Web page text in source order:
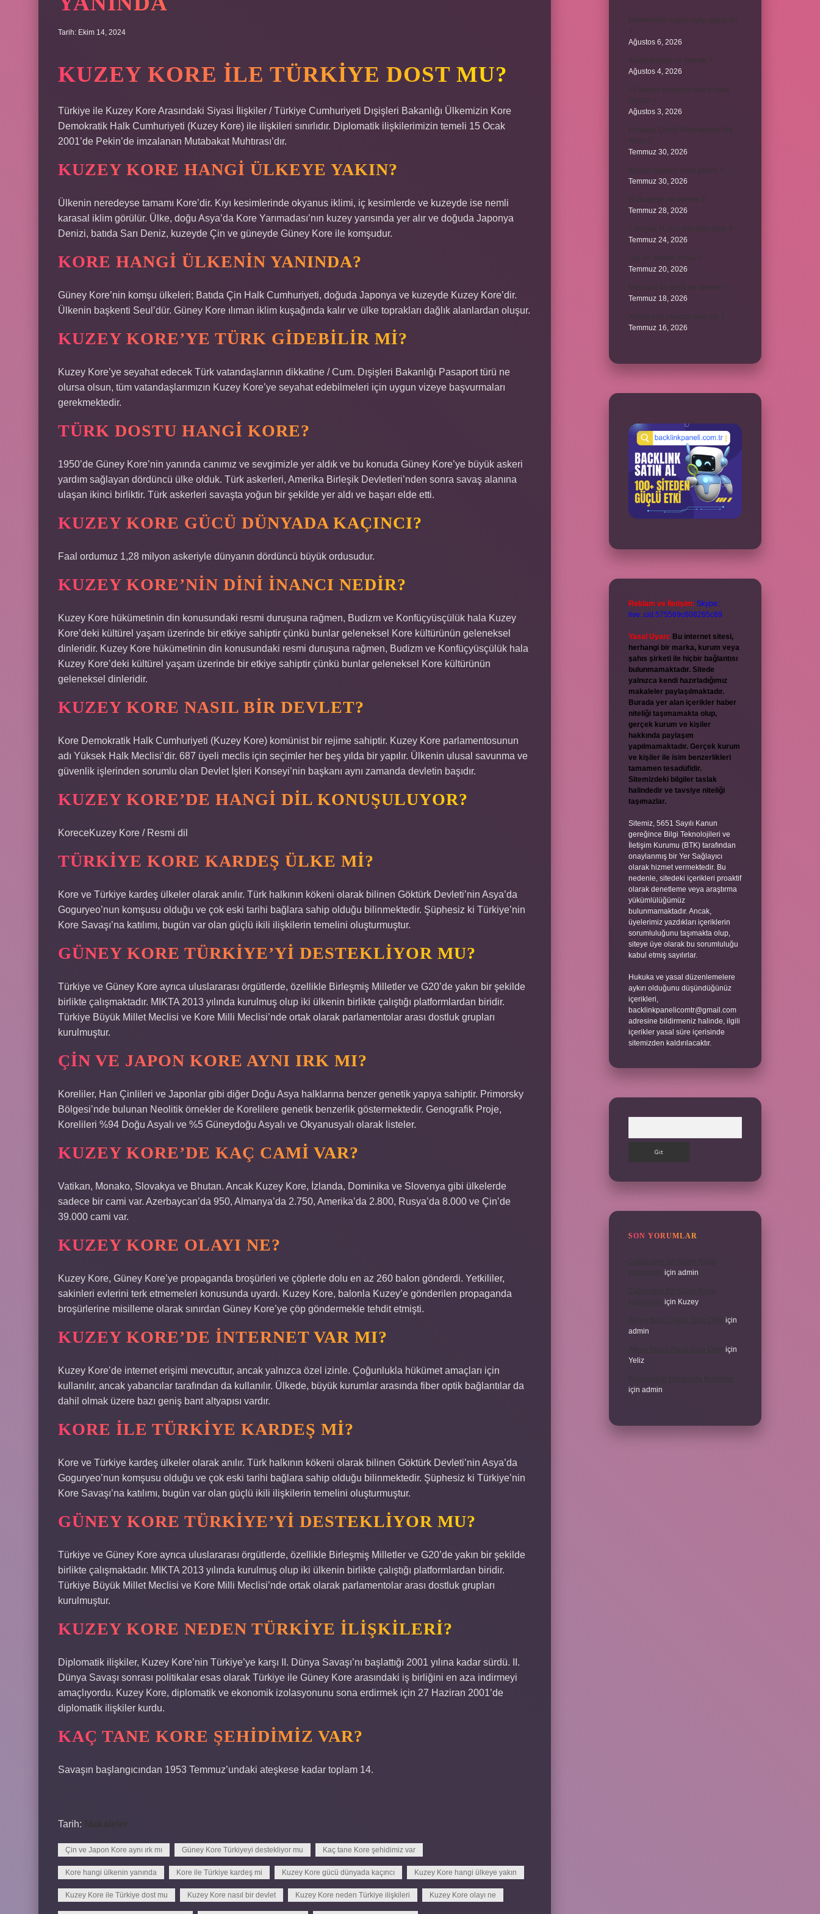
Tarih: Ekim 14, 2024
KUZEY KORE ILE TÜRKIYE DOST MU?
Türkiye ile Kuzey Kore Arasındaki Siyasi İlişkiler / Türkiye Cumhuriyeti Dışişleri Bakanlığı Ülkemizin Kore
Demokratik Halk Cumhuriyeti (Kuzey Kore) ile ilişkileri sınırlıdır. Diplomatik ilişkilerimizin temeli 15 Ocak
2001’de Pekin’de imzalanan Mutabakat Muhtırası’dır.
KUZEY KORE HANGI ÜLKEYE YAKIN?
Ülkenin neredeyse tamamı Kore’dir. Kıyı kesimlerinde okyanus iklimi, iç kesimlerde ve kuzeyde ise nemli
karasal iklim görülür. Ülke, doğu Asya’da Kore Yarımadası’nın kuzey yarısında yer alır ve doğuda Japonya
Denizi, batıda Sarı Deniz, kuzeyde Çin ve güneyde Güney Kore ile komşudur.
KORE HANGI ÜLKENIN YANINDA?
Güney Kore’nin komşu ülkeleri; Batıda Çin Halk Cumhuriyeti, doğuda Japonya ve kuzeyde Kuzey Kore’dir.
Ülkenin başkenti Seul’dür. Güney Kore ılıman iklim kuşağında kalır ve ülke toprakları dağlık alanlardan oluşur.
KUZEY KORE’YE TÜRK GIDEBILIR MI?
Kuzey Kore’ye seyahat edecek Türk vatandaşlarının dikkatine / Cum. Dışişleri Bakanlığı Pasaport türü ne
olursa olsun, tüm vatandaşlarımızın Kuzey Kore’ye seyahat edebilmeleri için uygun vizeye başvurmaları
gerekmektedir.
TÜRK DOSTU HANGI KORE?
1950’de Güney Kore’nin yanında canımız ve sevgimizle yer aldık ve bu konuda Güney Kore’ye büyük askeri
yardım sağlayan dördüncü ülke olduk. Türk askerleri, Amerika Birleşik Devletleri’nden sonra savaş alanına
ulaşan ikinci birliktir. Türk askerleri savaşta yoğun bir şekilde yer aldı ve başarı elde etti.
KUZEY KORE GÜCÜ DÜNYADA KAÇINCI?
Faal ordumuz 1,28 milyon askeriyle dünyanın dördüncü büyük ordusudur.
KUZEY KORE’NIN DINI INANCI NEDIR?
Kuzey Kore hükümetinin din konusundaki resmi duruşuna rağmen, Budizm ve Konfüçyüsçülük hala Kuzey
Kore’deki kültürel yaşam üzerinde bir etkiye sahiptir çünkü bunlar geleneksel Kore kültürünün geleneksel
dinleridir. Kuzey Kore hükümetinin din konusundaki resmi duruşuna rağmen, Budizm ve Konfüçyüsçülük hala
Kuzey Kore’deki kültürel yaşam üzerinde bir etkiye sahiptir çünkü bunlar geleneksel Kore kültürünün
geleneksel dinleridir.
KUZEY KORE NASIL BIR DEVLET?
Kore Demokratik Halk Cumhuriyeti (Kuzey Kore) komünist bir rejime sahiptir. Kuzey Kore parlamentosunun
adı Yüksek Halk Meclisi’dir. 687 üyeli meclis için seçimler her beş yılda bir yapılır. Ülkenin ulusal savunma ve
güvenlik işlerinden sorumlu olan Devlet İşleri Konseyi’nin başkanı aynı zamanda devletin başıdır.
KUZEY KORE’DE HANGI DIL KONUŞULUYOR?
KoreceKuzey Kore / Resmi dil
TÜRKIYE KORE KARDEŞ ÜLKE MI?
Kore ve Türkiye kardeş ülkeler olarak anılır. Türk halkının kökeni olarak bilinen Göktürk Devleti’nin Asya’da
Goguryeo’nun komşusu olduğu ve çok eski tarihi bağlara sahip olduğu bilinmektedir. Şüphesiz ki Türkiye’nin
Kore Savaşı’na katılımı, bugün var olan güçlü ikili ilişkilerin temelini oluşturmuştur.
GÜNEY KORE TÜRKIYE’YI DESTEKLIYOR MU?
Türkiye ve Güney Kore ayrıca uluslararası örgütlerde, özellikle Birleşmiş Milletler ve G20’de yakın bir şekilde
birlikte çalışmaktadır. MIKTA 2013 yılında kurulmuş olup iki ülkenin birlikte çalıştığı platformlardan biridir.
Türkiye Büyük Millet Meclisi ve Kore Milli Meclisi’nde ortak olarak parlamentolar arası dostluk grupları
kurulmuştur.
ÇIN VE JAPON KORE AYNI IRK MI?
Koreliler, Han Çinlileri ve Japonlar gibi diğer Doğu Asya halklarına benzer genetik yapıya sahiptir. Primorsky
Bölgesi’nde bulunan Neolitik örnekler de Korelilere genetik benzerlik göstermektedir. Genografik Proje,
Korelileri %94 Doğu Asyalı ve %5 Güneydoğu Asyalı ve Okyanusyalı olarak listeler.
KUZEY KORE’DE KAÇ CAMI VAR?
Vatikan, Monako, Slovakya ve Bhutan. Ancak Kuzey Kore, İzlanda, Dominika ve Slovenya gibi ülkelerde
sadece bir cami var. Azerbaycan’da 950, Almanya’da 2.750, Amerika’da 2.800, Rusya’da 8.000 ve Çin’de
39.000 cami var.
KUZEY KORE OLAYI NE?
Kuzey Kore, Güney Kore’ye propaganda broşürleri ve çöplerle dolu en az 260 balon gönderdi. Yetkililer,
sakinleri evlerini terk etmemeleri konusunda uyardı. Kuzey Kore, balonla Kuzey’e gönderilen propaganda
broşürlerine misilleme olarak sınırdan Güney Kore’ye çöp göndermekle tehdit etmişti.
KUZEY KORE’DE INTERNET VAR MI?
Kuzey Kore’de internet erişimi mevcuttur, ancak yalnızca özel izinle. Çoğunlukla hükümet amaçları için
kullanılır, ancak yabancılar tarafından da kullanılır. Ülkede, büyük kurumlar arasında fiber optik bağlantılar da
dahil olmak üzere bazı geniş bant altyapısı vardır.
KORE ILE TÜRKIYE KARDEŞ MI?
Kore ve Türkiye kardeş ülkeler olarak anılır. Türk halkının kökeni olarak bilinen Göktürk Devleti’nin Asya’da
Goguryeo’nun komşusu olduğu ve çok eski tarihi bağlara sahip olduğu bilinmektedir. Şüphesiz ki Türkiye’nin
Kore Savaşı’na katılımı, bugün var olan güçlü ikili ilişkilerin temelini oluşturmuştur.
GÜNEY KORE TÜRKIYE’YI DESTEKLIYOR MU?
Türkiye ve Güney Kore ayrıca uluslararası örgütlerde, özellikle Birleşmiş Milletler ve G20’de yakın bir şekilde
birlikte çalışmaktadır. MIKTA 2013 yılında kurulmuş olup iki ülkenin birlikte çalıştığı platformlardan biridir.
Türkiye Büyük Millet Meclisi ve Kore Milli Meclisi’nde ortak olarak parlamentolar arası dostluk grupları
kurulmuştur.
KUZEY KORE NEDEN TÜRKIYE ILIŞKILERI?
Diplomatik ilişkiler, Kuzey Kore’nin Türkiye’ye karşı II. Dünya Savaşı’nı başlattığı 2001 yılına kadar sürdü. II.
Dünya Savaşı sonrası politikalar esas olarak Türkiye ile Güney Kore arasındaki iş birliğini en aza indirmeyi
amaçlıyordu. Kuzey Kore, diplomatik ve ekonomik izolasyonunu sona erdirmek için 27 Haziran 2001’de
diplomatik ilişkiler kurdu.
KAÇ TANE KORE ŞEHIDIMIZ VAR?
Savaşın başlangıcından 1953 Temmuz’undaki ateşkese kadar toplam 14.
Tarih: Makaleler
Çin ve Japon Kore aynı ırk mı Güney Kore Türkiyeyi destekliyor mu Kaç tane Kore şehidimiz var
Kore hangi ülkenin yanında Kore ile Türkiye kardeş mi Kuzey Kore gücü dünyada kaçıncı Kuzey Kore hangi ülkeye yakın
Kuzey Kore ile Türkiye dost mu Kuzey Kore nasıl bir devlet Kuzey Kore neden Türkiye ilişkileri Kuzey Kore olayı ne
Bebeklerde calpol uyku yapar mı
Ağustos 6, 2026
Avam projesi ne demek ?
Ağustos 4, 2026
15 saniye boyunca nabız nasıl
Ağustos 3, 2026
Temmuz 30, 2026
İtalyan salatasi nasıl yapılır ?
Temmuz 30, 2026
Temmuz 28, 2026
Temmuz 24, 2026
Temmuz 20, 2026
Temmuz 18, 2026
Temmuz 16, 2026
Reklam ve İletişim: Skype:
live:.cid.575569c608265c69
Yasal Uyarı: Bu internet sitesi,
herhangi bir marka, kurum veya
şahıs şirketi ile hiçbir bağlantısı
bulunmamaktadır. Sitede
yalnızca kendi hazırladığımız
makaleler paylaşılmaktadır.
Burada yer alan içerikler haber
niteliği taşımamakta olup,
gerçek kurum ve kişiler
hakkında paylaşım
yapılmamaktadır. Gerçek kurum
ve kişiler ile isim benzerlikleri
tamamen tesadüfidir.
Sitemizdeki bilgiler taslak
halindedir ve tavsiye niteliği
taşımazlar.
Sitemiz, 5651 Sayılı Kanun
gereğince Bilgi Teknolojileri ve
İletişim Kurumu (BTK) tarafından
onaylanmış bir Yer Sağlayıcı
olarak hizmet vermektedir. Bu
nedenle, sitedeki içerikleri proaktif
olarak denetleme veya araştırma
yükümlülüğümüz
bulunmamaktadır. Ancak,
üyelerimiz yazdıkları içeriklerin
sorumluluğunu taşımakta olup,
siteye üye olarak bu sorumluluğu
kabul etmiş sayılırlar.
Hukuka ve yasal düzenlemelere
aykırı olduğunu düşündüğünüz
içerikleri,
backlinkpanelicomtr@gmail.com
adresine bildirmeniz halinde, ilgili
içerikler yasal süre içerisinde
sitemizden kaldırılacaktır.
SON YORUMLAR
için admin
için Kuzey
için
admin
için
Yeliz
için admin